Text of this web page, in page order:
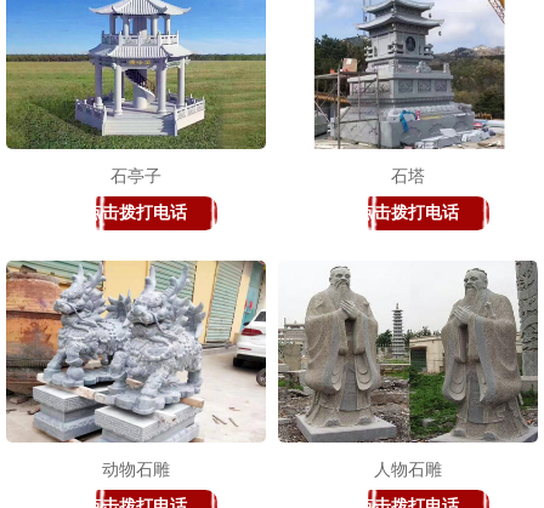
石亭子
点击拨打电话
石塔
点击拨打电话
动物石雕
人物石雕